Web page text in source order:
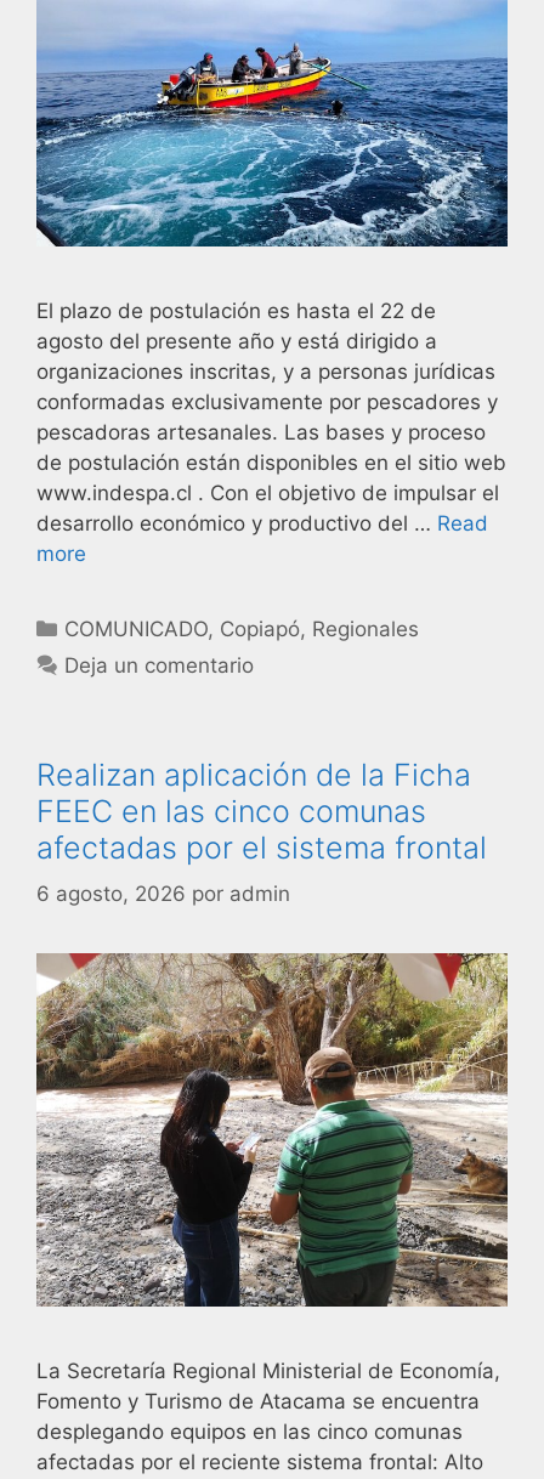
El plazo de postulación es hasta el 22 de
agosto del presente año y está dirigido a
organizaciones inscritas, y a personas jurídicas
conformadas exclusivamente por pescadores y
pescadoras artesanales. Las bases y proceso
de postulación están disponibles en el sitio web
www.indespa.cl . Con el objetivo de impulsar el
desarrollo económico y productivo del … Read
more
COMUNICADO, Copiapó, Regionales
Deja un comentario
Realizan aplicación de la Ficha
FEEC en las cinco comunas
afectadas por el sistema frontal
6 agosto, 2026 por admin
La Secretaría Regional Ministerial de Economía,
Fomento y Turismo de Atacama se encuentra
desplegando equipos en las cinco comunas
afectadas por el reciente sistema frontal: Alto